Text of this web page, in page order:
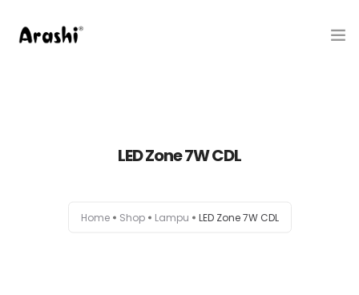
LED Zone 7W CDL
Home Shop Lampu LED Zone 7W CDL